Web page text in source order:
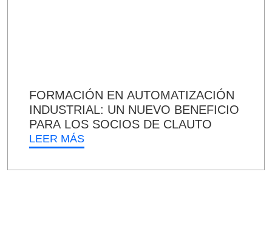
FORMACIÓN EN AUTOMATIZACIÓN
INDUSTRIAL: UN NUEVO BENEFICIO
PARA LOS SOCIOS DE CLAUTO
LEER MÁS